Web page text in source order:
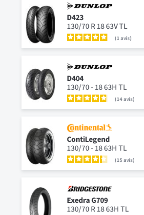
D423
130/70 R 18 63V TL
1avis
D404
130/70 - 18 63H TL
14avis
ContiLegend
130/70 - 18 63H TL
15avis
Exedra G709
130/70 R 18 63H TL